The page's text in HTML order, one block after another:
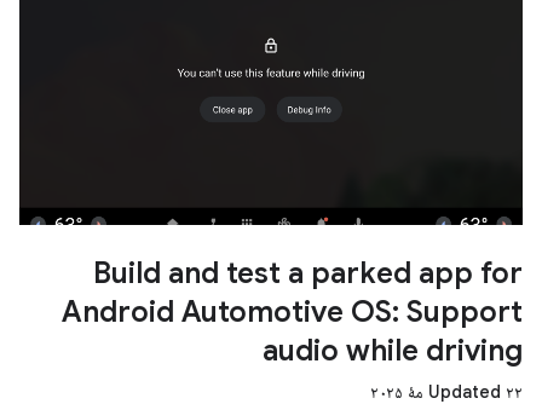
Build and test a parked app for
Android Automotive OS: Support
audio while driving
Updated ۲۲ مهٔ ۲۰۲۵